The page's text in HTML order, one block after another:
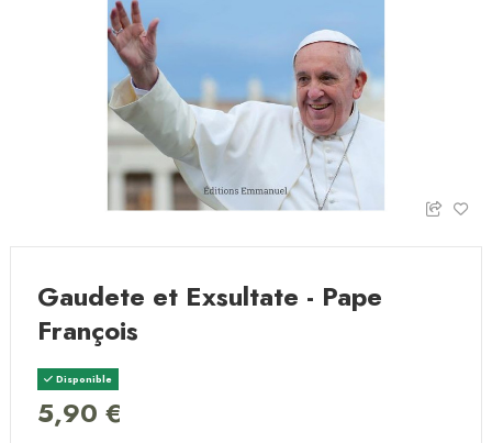
Gaudete et Exsultate - Pape
François
Disponible
5,90 €